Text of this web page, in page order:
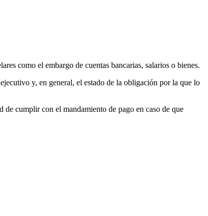
como el embargo de cuentas bancarias, salarios o bienes.
y, en general, el estado de la obligación por la que lo
cumplir con el mandamiento de pago en caso de que